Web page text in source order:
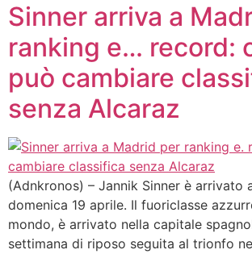
Sinner arriva a
ranking e… record:
può cambiare
senza Alcaraz
(Adnkronos) – Jannik Sinner è arrivato
domenica 19 aprile. Il fuoriclasse
mondo, è arrivato nella capitale
settimana di riposo seguita al trionfo